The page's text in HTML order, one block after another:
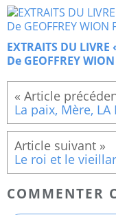
EXTRAITS DU LIVRE
De GEOFFREY
Le roi et le
COMMENTER